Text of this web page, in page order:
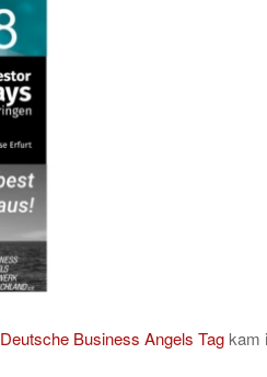
Deutsche Business Angels Tag kam